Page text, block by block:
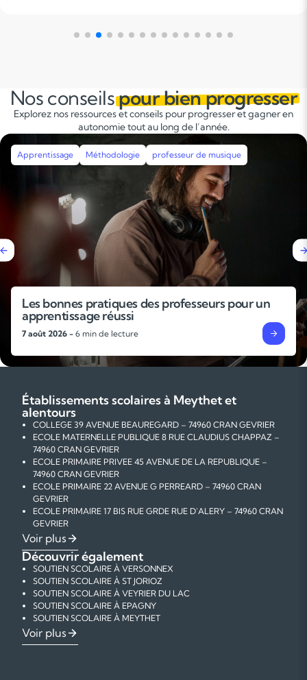
Nos conseilspour bien progresser
Explorez nos ressources et conseils pour progresser et gagner en
autonomie tout au long de l’année.
Apprentissage Méthodologie professeur de musique
Les bonnes pratiques des professeurs pour un
apprentissage réussi
7 août 2026 - 6 min de lecture
Établissements scolaires à Meythet et
alentours
COLLEGE 39 AVENUE BEAUREGARD – 74960 CRAN GEVRIER
ECOLE MATERNELLE PUBLIQUE 8 RUE CLAUDIUS CHAPPAZ –
74960 CRAN GEVRIER
ECOLE PRIMAIRE PRIVEE 45 AVENUE DE LA REPUBLIQUE –
74960 CRAN GEVRIER
ECOLE PRIMAIRE 22 AVENUE G PERREARD – 74960 CRAN
GEVRIER
ECOLE PRIMAIRE 17 BIS RUE GRDE RUE D'ALERY – 74960 CRAN
GEVRIER
ECOLE MATERNELLE PUBLIQUE 12 AVENUE A RENOIR – 74960
CRAN GEVRIER
ECOLE ELEMENTAIRE PUBLIQUE 12 AVENUE AUGUSTE RENOIR
– 74960 CRAN GEVRIER
ECOLE ELEMENTAIRE PUBLIQUE 21 AVENUE DES HARMONIES –
74960 CRAN GEVRIER
ECOLE MATERNELLE PUBLIQUE 3 RUE DES PERVENCHES –
74960 CRAN GEVRIER
ECOLE ELEMENTAIRE PUBLIQUE 3 RUE DES PERVENCHES –
74960 CRAN GEVRIER
Voir plus
Découvrir également
SOUTIEN SCOLAIRE À VERSONNEX
SOUTIEN SCOLAIRE À ST JORIOZ
SOUTIEN SCOLAIRE À VEYRIER DU LAC
SOUTIEN SCOLAIRE À EPAGNY
SOUTIEN SCOLAIRE À MEYTHET
SOUTIEN SCOLAIRE À RUMILLY
SOUTIEN SCOLAIRE À CRAN GEVRIER
COURS PARTICULIERS DE MATHÉMATIQUES À MEYTHET
COURS PARTICULIERS DE PHYSIQUE-CHIMIE À MEYTHET
Voir plus